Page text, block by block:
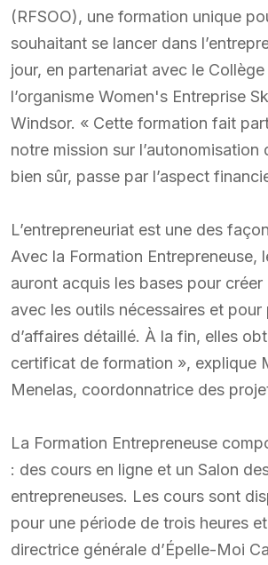
(RFSOO), une formation unique
souhaitant se lancer dans
jour, en partenariat avec le
l’organisme Women's Entreprise
Windsor. « Cette formation fait
notre mission sur l’autonomisation
bien sûr, passe par l’aspect
L’entrepreneuriat est une des
Avec la Formation Entrepreneuse,
auront acquis les bases pour créer
avec les outils nécessaires et pour
d’affaires détaillé. À la fin, elles
certificat de formation », explique
Menelas, coordonnatrice des
La Formation Entrepreneuse
: des cours en ligne et un Salon
entrepreneuses. Les cours sont
pour une période de trois heures
directrice générale d’Épelle-Moi